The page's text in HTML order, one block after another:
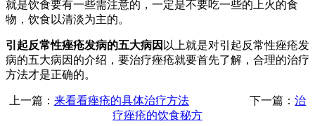
就是饮食要有一些需注意的，一定是不要吃一些的上火的食
物，饮食以清淡为主的。
引起反常性痤疮发病的五大病因 以上就是对引起反常性痤疮发
病的五大病因的介绍，要治疗痤疮就要首先了解，合理的治疗
方法才是正确的。
上一篇： 来看看痤疮的具体治疗方法 下一篇：治
疗痤疮的饮食秘方